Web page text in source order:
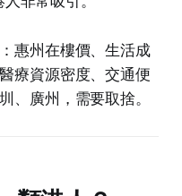
惠州在樓價、生活成
療資源密度、交通便
、廣州，需要取捨。